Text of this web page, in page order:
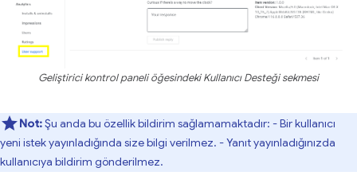
Geliştirici kontrol paneli öğesindeki Kullanıcı Desteği sekmesi
Not:Şu anda bu özellik bildirim sağlamamaktadır: - Bir kullanıcı
yeni istek yayınladığında size bilgi verilmez. - Yanıt yayınladığınızda
kullanıcıya bildirim gönderilmez.